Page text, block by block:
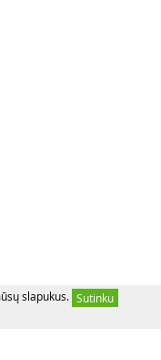
slapukus. Sutinku